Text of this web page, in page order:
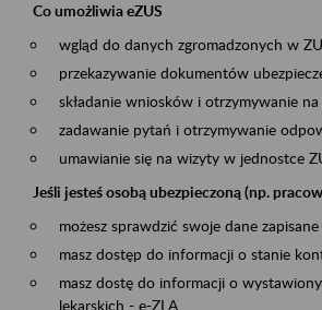
Co umożliwia eZUS
wgląd do danych zgromadzonych w
przekazywanie dokumentów
składanie wniosków i otrzymywanie
zadawanie pytań i otrzymywanie
umawianie się na wizyty w jednostce
Jeśli jesteś osobą ubezpieczoną (np.
możesz sprawdzić swoje dane
masz dostęp do informacji o stanie
masz dostę do informacji o
lekarskich - e-ZLA